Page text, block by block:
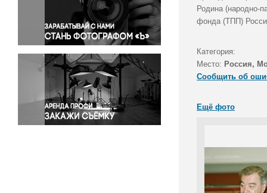
Правосудие
Происшествия и конфликты
Религия
Светская жизнь
Спорт
Экология
Экономика и бизнес
Родина (народно-
фонда (ТПП)
Категория:
Место: Россия,
Сообщить об
Ещё фото